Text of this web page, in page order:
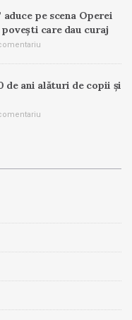
aduce pe scena Operei
care dau curaj
de ani alături de copii și